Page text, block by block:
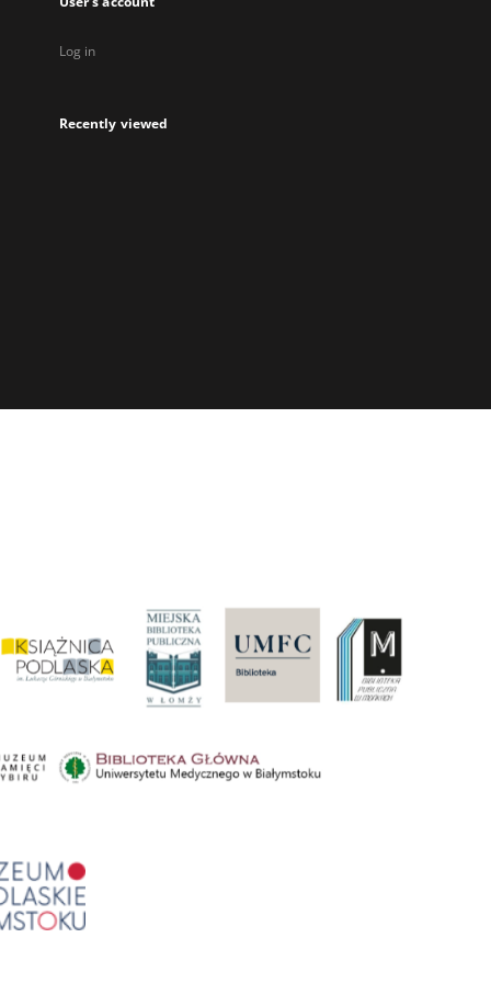
Log in
Recently viewed